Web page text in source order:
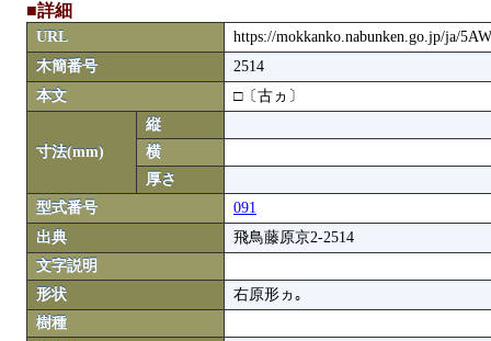
■詳細
URL
https://mokkanko.nabunken.go.jp/ja/
木簡番号
2514
本文
□〔古ヵ〕
寸法(mm)
縦
横
厚さ
型式番号
091
出典
飛鳥藤原京2-2514
文字説明
形状
右原形ヵ｡
樹種